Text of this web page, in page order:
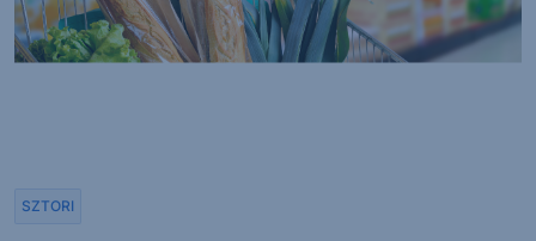
SZTORI